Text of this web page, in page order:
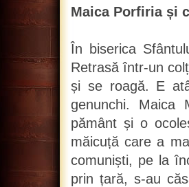
Maica Porfiria și
În biserica
Retrasă într-un
și se roagă. E
genunchi. Maica
pământ și o
măicuță care a
comuniști, pe la
prin țară, s-au